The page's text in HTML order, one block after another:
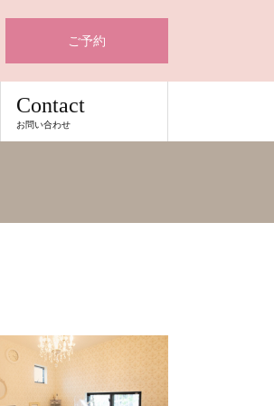
ご予約
Contact
お問い合わせ